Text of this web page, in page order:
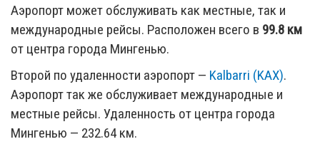
Аэропорт может обслуживать как местные, так и
международные рейсы. Расположен всего в 99.8 км
от центра города Мингенью.
Второй по удаленности аэропорт — Kalbarri (KAX).
Аэропорт так же обслуживает международные и
местные рейсы. Удаленность от центра города
Мингенью — 232.64 км.